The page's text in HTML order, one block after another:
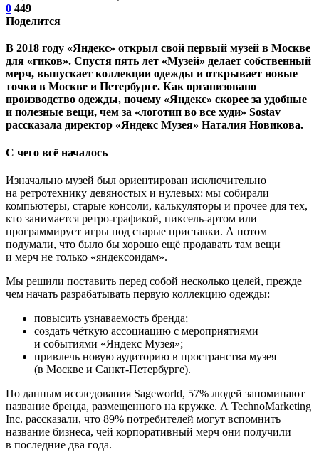
0 449
Поделится
В 2018 году «Яндекс» открыл свой первый музей в Москве
для «гиков». Спустя пять лет «Музей» делает собственный
мерч, выпускает коллекции одежды и открывает новые
точки в Москве и Петербурге. Как организовано
производство одежды, почему «Яндекс» скорее за удобные
и полезные вещи, чем за «логотип во все худи» Sostav
рассказала директор «Яндекс Музея» Наталия Новикова.
С чего всё началось
Изначально музей был ориентирован исключительно
на ретротехнику девяностых и нулевых: мы собирали
компьютеры, старые консоли, калькуляторы и прочее для тех,
кто занимается ретро-графикой, пиксель-артом или
программирует игры под старые приставки. А потом
подумали, что было бы хорошо ещё продавать там вещи
и мерч не только «яндексоидам».
Мы решили поставить перед собой несколько целей, прежде
чем начать разрабатывать первую коллекцию одежды:
повысить узнаваемость бренда;
создать чёткую ассоциацию с мероприятиями
и событиями «Яндекс Музея»;
привлечь новую аудиторию в пространства музея
(в Москве и Санкт-Петербурге).
По данным исследования Sageworld, 57% людей запоминают
название бренда, размещенного на кружке. А TechnoMarketing
Inc. рассказали, что 89% потребителей могут вспомнить
название бизнеса, чей корпоративный мерч они получили
в последние два года.